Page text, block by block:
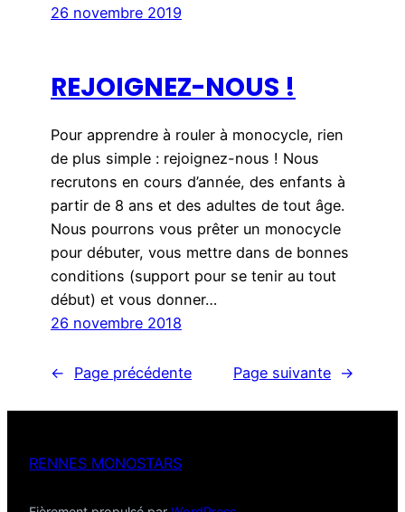
26 novembre 2019
REJOIGNEZ-NOUS !
Pour apprendre à rouler à monocycle, rien
de plus simple : rejoignez-nous ! Nous
recrutons en cours d’année, des enfants à
partir de 8 ans et des adultes de tout âge.
Nous pourrons vous prêter un monocycle
pour débuter, vous mettre dans de bonnes
conditions (support pour se tenir au tout
début) et vous donner…
26 novembre 2018
← Page précédente Page suivante →
RENNES MONOSTARS